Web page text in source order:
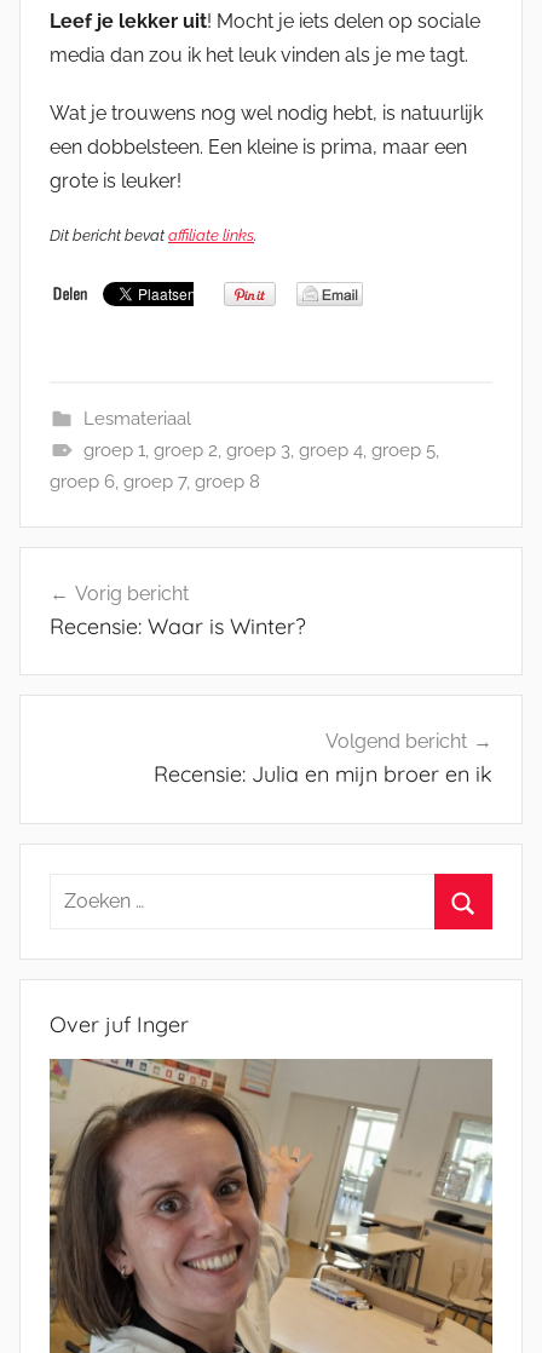
Leef je lekker uit! Mocht je iets delen op sociale
media dan zou ik het leuk vinden als je me tagt.
Wat je trouwens nog wel nodig hebt, is natuurlijk
een dobbelsteen. Een kleine is prima, maar een
grote is leuker!
Dit bericht bevat affiliate links.
Lesmateriaal
groep 1, groep 2, groep 3, groep 4, groep 5,
groep 6, groep 7, groep 8
navigatie
Vorig bericht
Recensie: Waar is Winter?
Volgend bericht
Recensie: Julia en mijn broer en ik
Zoeken
Over juf Inger